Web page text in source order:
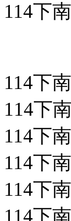
114下
114下
114下
114下
114下
114下
114下